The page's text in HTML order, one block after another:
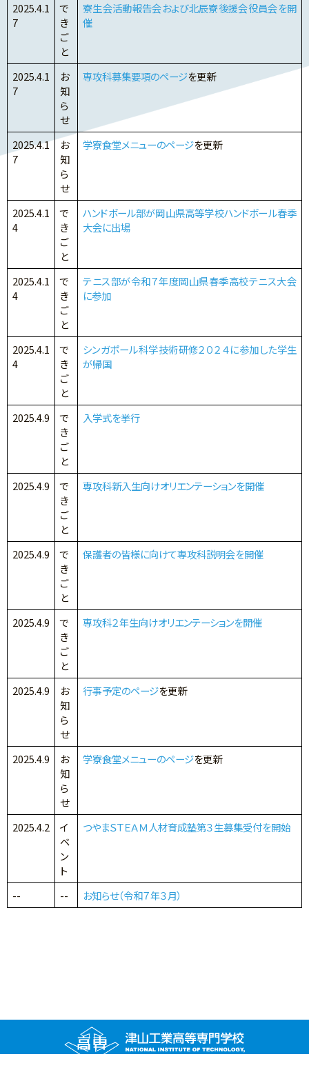
2025.4.1
7
で
き
ご
と
寮生会活動報告会および北辰寮後援会役員会を開
催
2025.4.1
7
お
知
ら
せ
専攻科募集要項のページを更新
2025.4.1
7
お
知
ら
せ
学寮食堂メニューのページを更新
2025.4.1
4
で
き
ご
と
ハンドボール部が岡山県高等学校ハンドボール春季
大会に出場
2025.4.1
4
で
き
ご
と
テニス部が令和７年度岡山県春季高校テニス大会
に参加
2025.4.1
4
で
き
ご
と
シンガポール科学技術研修２０２４に参加した学生
が帰国
2025.4.9
で
き
ご
と
入学式を挙行
2025.4.9
で
き
ご
と
専攻科新入生向けオリエンテーションを開催
2025.4.9
で
き
ご
と
保護者の皆様に向けて専攻科説明会を開催
2025.4.9
で
き
ご
と
専攻科２年生向けオリエンテーションを開催
2025.4.9
お
知
ら
せ
行事予定のページを更新
2025.4.9
お
知
ら
せ
学寮食堂メニューのページを更新
2025.4.2
イ
ベ
ン
ト
つやまＳＴＥＡＭ人材育成塾第３生募集受付を開始
-- -- お知らせ（令和７年３月）